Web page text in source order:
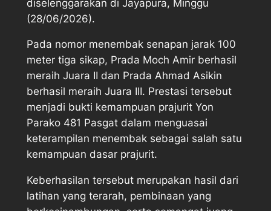
diselenggarakan di Jayapura, Minggu
(28/06/2026).
Pada nomor menembak senapan jarak 100
meter tiga sikap, Prada Moch Amir berhasil
meraih Juara II dan Prada Ahmad Asikin
berhasil meraih Juara III. Prestasi tersebut
menjadi bukti kemampuan prajurit Yon
Parako 481 Pasgat dalam menguasai
keterampilan menembak sebagai salah satu
kemampuan dasar prajurit.
Keberhasilan tersebut merupakan hasil dari
latihan yang terarah, pembinaan yang